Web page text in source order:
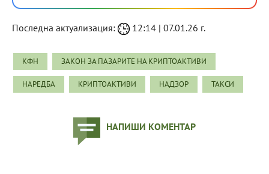
Последна актуализация: 12:14 | 07.01.26 г.
КФН ЗАКОН ЗА ПАЗАРИТЕ НА КРИПТОАКТИВИ
НАРЕДБА КРИПТОАКТИВИ НАДЗОР ТАКСИ
НАПИШИ КОМЕНТАР